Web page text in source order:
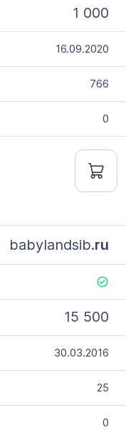
1 000
16.09.2020
766
0
babylandsib.ru
15 500
30.03.2016
25
0